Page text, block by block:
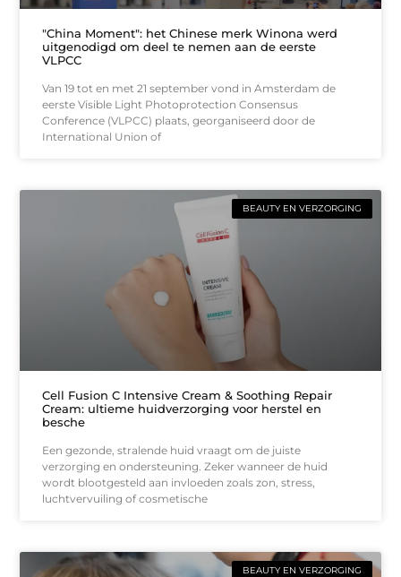
"China Moment": het Chinese merk Winona werd
uitgenodigd om deel te nemen aan de eerste
VLPCC
Van 19 tot en met 21 september vond in Amsterdam de
eerste Visible Light Photoprotection Consensus
Conference (VLPCC) plaats, georganiseerd door de
International Union of
BEAUTY EN VERZORGING
Cell Fusion C Intensive Cream & Soothing Repair
Cream: ultieme huidverzorging voor herstel en
besche
Een gezonde, stralende huid vraagt om de juiste
verzorging en ondersteuning. Zeker wanneer de huid
wordt blootgesteld aan invloeden zoals zon, stress,
luchtvervuiling of cosmetische
BEAUTY EN VERZORGING